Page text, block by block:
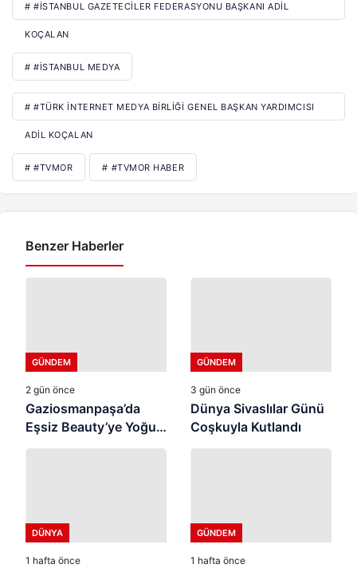
# #İSTANBUL GAZETECILER FEDERASYONU BAŞKANI ADIL
KOÇALAN
# #İSTANBUL MEDYA
# #TÜRK İNTERNET MEDYA BIRLIĞI GENEL BAŞKAN YARDIMCISI
ADIL KOÇALAN
# #TVMOR # #TVMOR HABER
Benzer Haberler
GÜNDEM
2 gün önce
Gaziosmanpaşa’da
Eşsiz Beauty’ye Yoğun
İlgi ⭐
GÜNDEM
3 gün önce
Dünya Sivaslılar Günü
Coşkuyla Kutlandı
DÜNYA
1 hafta önce
GÜNDEM
1 hafta önce